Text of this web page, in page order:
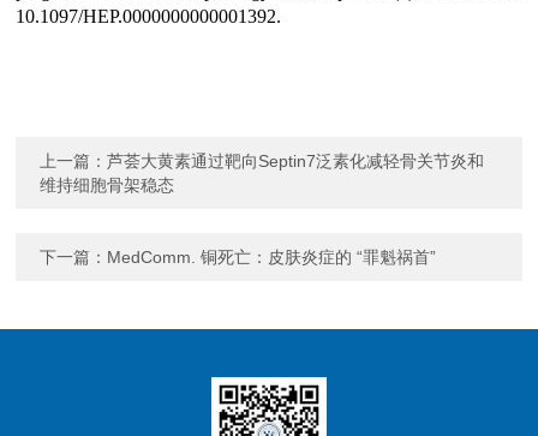
10.1097/HEP.0000000000001392.
上一篇：芦荟大黄素通过靶向Septin7泛素化减轻骨关节炎和
维持细胞骨架稳态
下一篇： MedComm. 铜死亡：皮肤炎症的 “罪魁祸首”